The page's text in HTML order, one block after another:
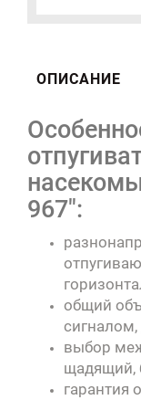
ОПИСАНИЕ
967":
общий
сигналом,
выбор
щадящий,
гарантия